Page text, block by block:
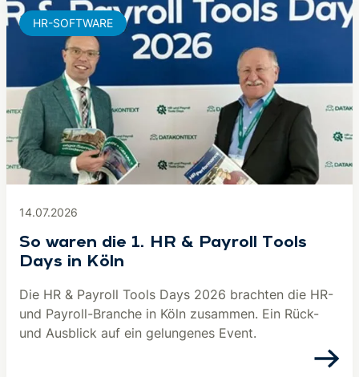
14.07.2026
So waren die 1. HR & Payroll Tools
Days in Köln
Die HR & Payroll Tools Days 2026 brachten die HR-
und Payroll-Branche in Köln zusammen. Ein Rück-
und Ausblick auf ein gelungenes Event.
HR-SOFTWARE